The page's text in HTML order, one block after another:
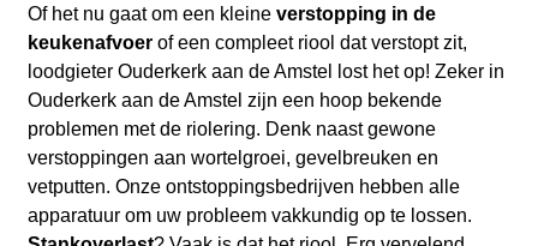
Of het nu gaat om een kleine verstopping in de
keukenafvoerof een compleet riool dat verstopt zit,
loodgieter Ouderkerk aan de Amstel lost het op! Zeker in
Ouderkerk aan de Amstel zijn een hoop bekende
problemen met de riolering. Denk naast gewone
verstoppingen aan wortelgroei, gevelbreuken en
vetputten. Onze ontstoppingsbedrijven hebben alle
apparatuur om uw probleem vakkundig op te lossen.